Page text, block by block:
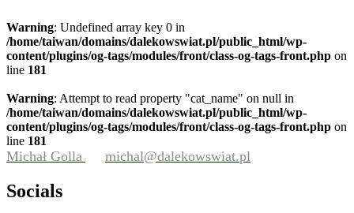
Warning: Undefined array key 0 in
/home/taiwan/domains/dalekowswiat.pl/public_html/wp-
content/plugins/og-tags/modules/front/class-og-tags-front.php on
line 181
Warning: Attempt to read property "cat_name" on null in
/home/taiwan/domains/dalekowswiat.pl/public_html/wp-
content/plugins/og-tags/modules/front/class-og-tags-front.php on
line 181
Michał Golla michal@dalekowswiat.pl
Socials